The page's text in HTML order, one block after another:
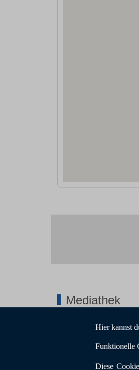
Hier kannst
Funktionelle
Diese
Mediathek
BKE-Publikationen und